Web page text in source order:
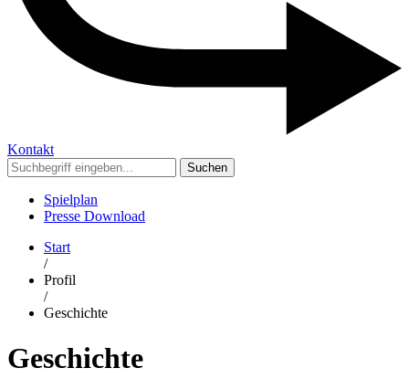
Kontakt
Suchen
Spielplan
Presse Download
Start
/
Profil
/
Geschichte
Geschichte